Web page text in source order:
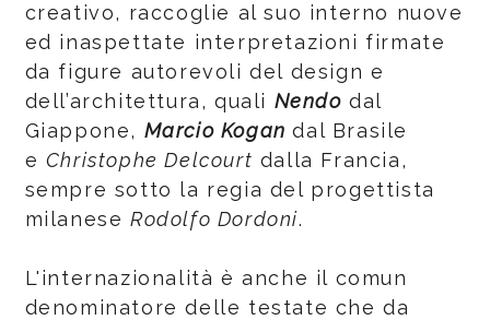
creativo, raccoglie al suo interno nuove
ed inaspettate interpretazioni firmate
da figure autorevoli del design e
dell’architettura, quali Nendo dal
Giappone, Marcio Kogandal Brasile
e Christophe Delcourt dalla Francia,
sempre sotto la regia del progettista
milanese Rodolfo Dordoni.
L'internazionalità è anche il comun
denominatore delle testate che da